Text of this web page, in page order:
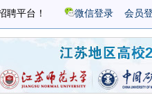
聘平台！ 微信登录 会员